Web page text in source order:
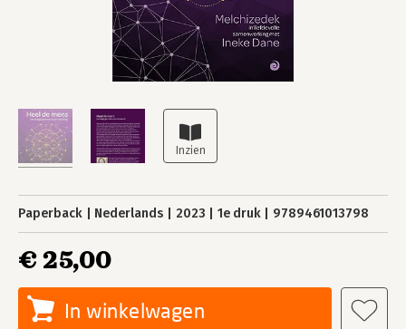
Paperback Nederlands 2023 1e druk 9789461013798
€ 25,00
In winkelwagen